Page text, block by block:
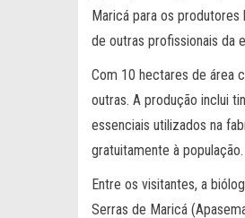
Maricá para os produtores
de outras profissionais da
Com 10 hectares de área
outras. A produção inclui
essenciais utilizados na
gratuitamente à população.
Entre os visitantes, a
Serras de Maricá